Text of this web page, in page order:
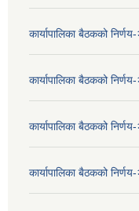
कार्यापालिका बैठकको
कार्यापालिका बैठकको
कार्यापालिका बैठकको
कार्यापालिका बैठकको